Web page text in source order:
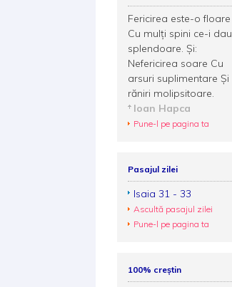
Fericirea este-o floare
Cu mulți spini ce-i dau
splendoare. Și:
Nefericirea soare Cu
arsuri suplimentare Și
răniri molipsitoare.
Ioan Hapca
Pune-l pe pagina ta
Pasajul zilei
Isaia 31 - 33
Ascultă pasajul zilei
Pune-l pe pagina ta
100% creștin